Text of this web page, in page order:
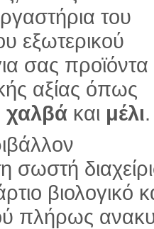
του
εξωτερικού
σας προϊόντα
αξίας όπως
χαλβά και μέλι.
σωστή
πλήρως